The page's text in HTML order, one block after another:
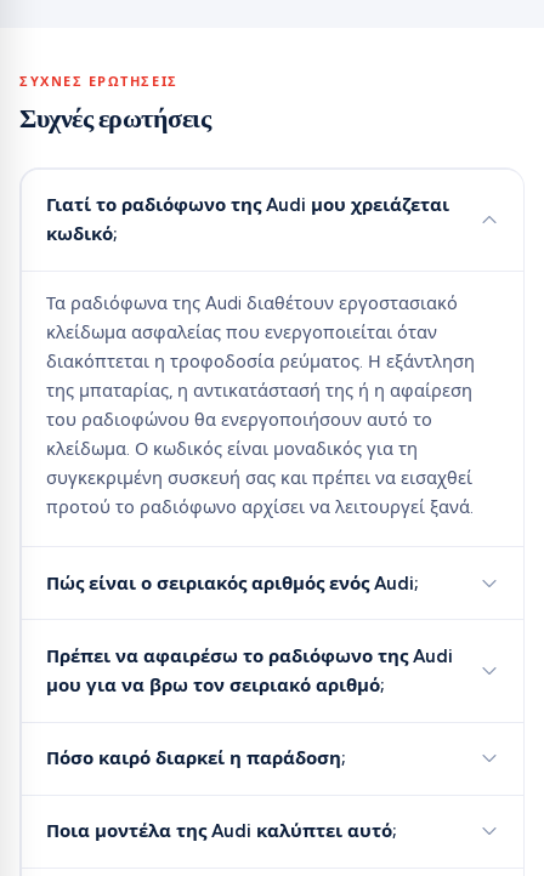
ΣΥΧΝΈΣ ΕΡΩΤΉΣΕΙΣ
Συχνές ερωτήσεις
Γιατί το ραδιόφωνο της Audi μου χρειάζεται
κωδικό;
Τα ραδιόφωνα της Audi διαθέτουν εργοστασιακό
κλείδωμα ασφαλείας που ενεργοποιείται όταν
διακόπτεται η τροφοδοσία ρεύματος. Η εξάντληση
της μπαταρίας, η αντικατάστασή της ή η αφαίρεση
του ραδιοφώνου θα ενεργοποιήσουν αυτό το
κλείδωμα. Ο κωδικός είναι μοναδικός για τη
συγκεκριμένη συσκευή σας και πρέπει να εισαχθεί
προτού το ραδιόφωνο αρχίσει να λειτουργεί ξανά.
Πώς είναι ο σειριακός αριθμός ενός Audi;
Πρέπει να αφαιρέσω το ραδιόφωνο της Audi
μου για να βρω τον σειριακό αριθμό;
Πόσο καιρό διαρκεί η παράδοση;
Ποια μοντέλα της Audi καλύπτει αυτό;